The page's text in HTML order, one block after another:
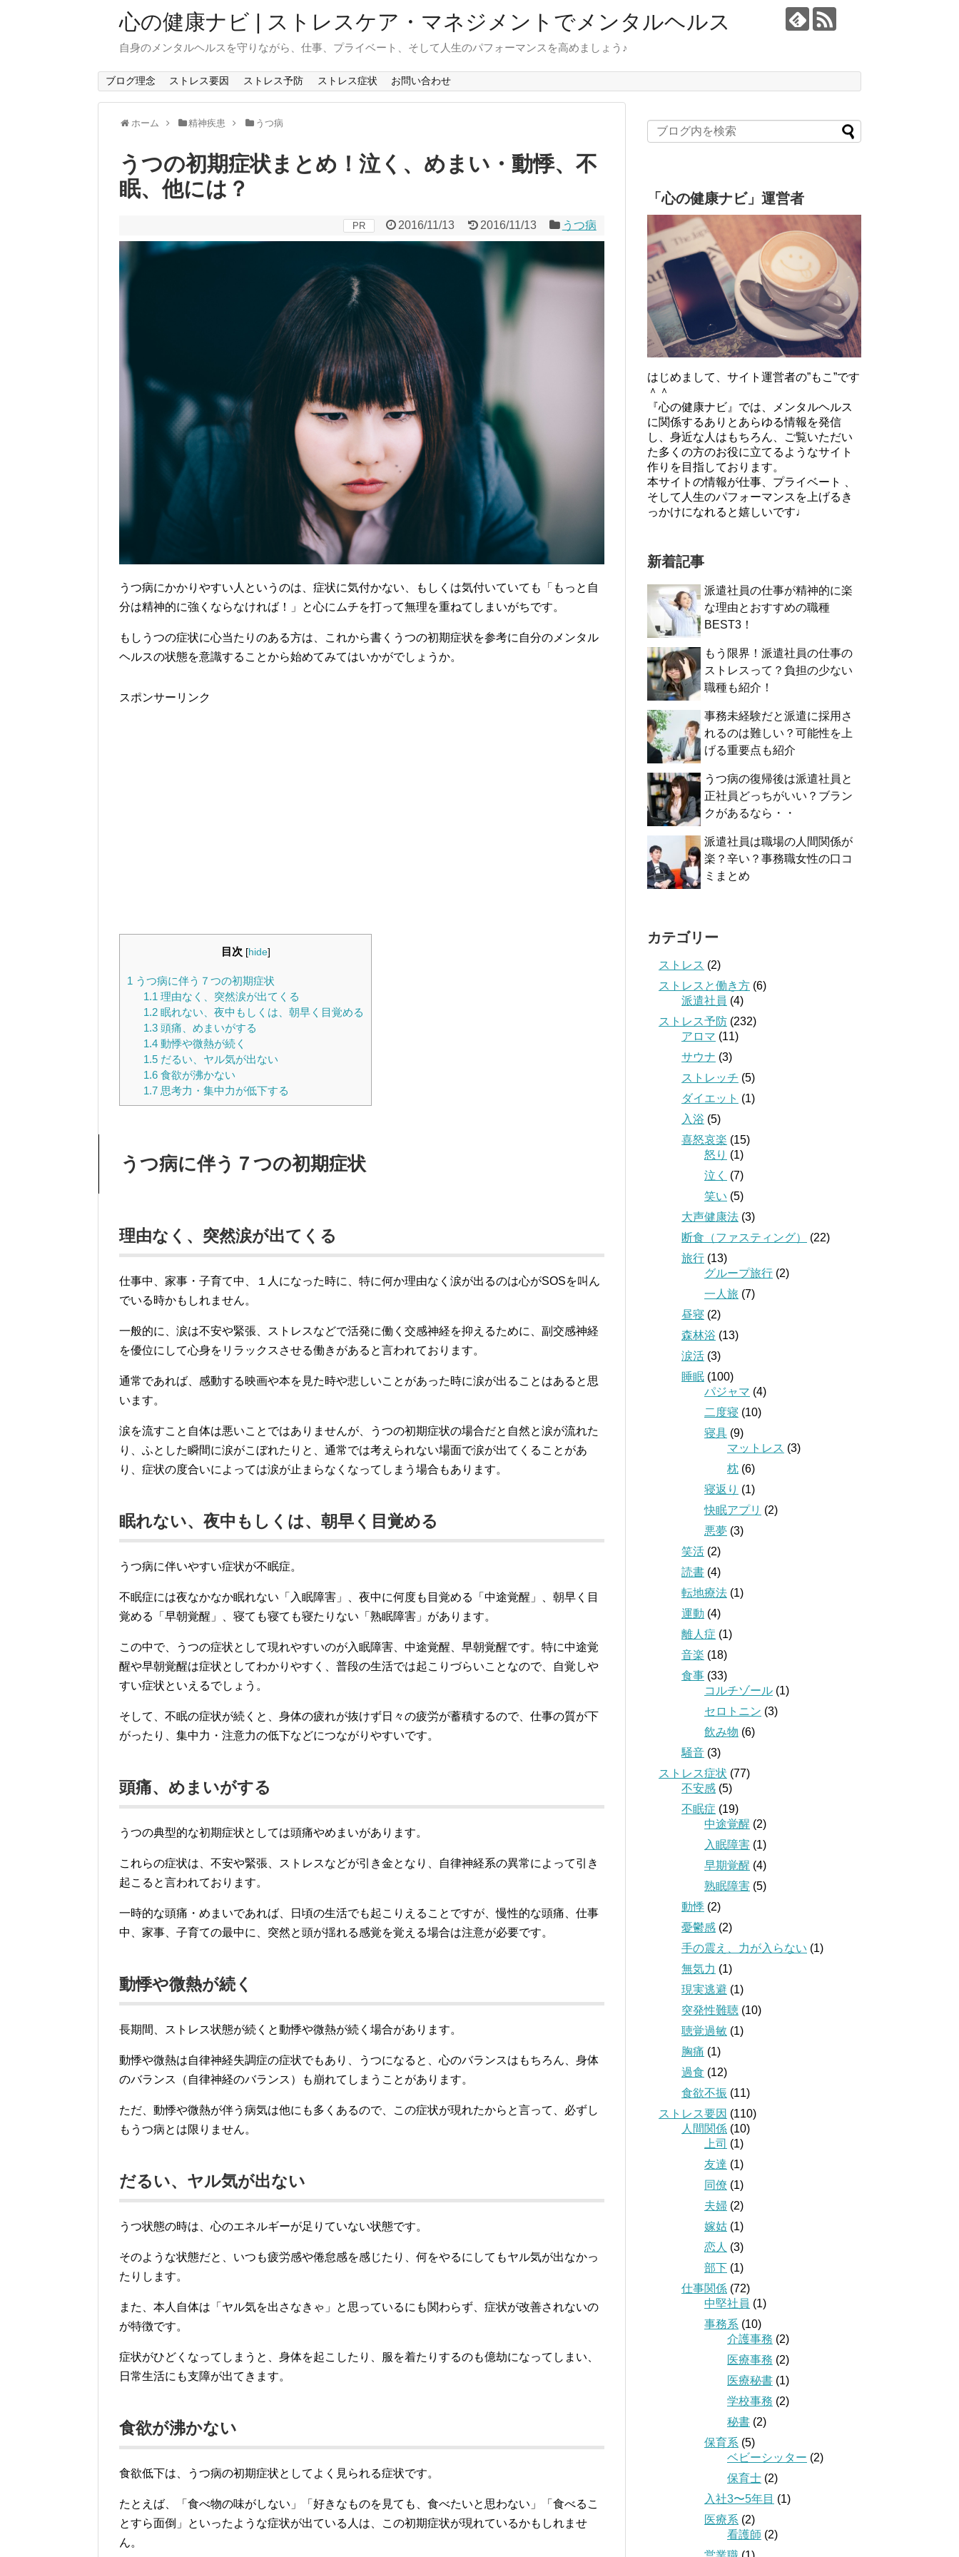
心の健康ナビ | ストレスケア・マネジメントでメンタルヘルス
自身のメンタルヘルスを守りながら、仕事、プライベート、そして人生のパフォーマンスを高めましょう♪
ブログ理念 ストレス要因 ストレス予防 ストレス症状 お問い合わせ
ホーム 精神疾患 うつ病
うつの初期症状まとめ！泣く、めまい・動悸、不
眠、他には？
PR 2016/11/13 2016/11/13 うつ病
うつ病にかかりやすい人というのは、症状に気付かない、もしくは気付いていても「もっと自
分は精神的に強くならなければ！」と心にムチを打って無理を重ねてしまいがちです。
もしうつの症状に心当たりのある方は、これから書くうつの初期症状を参考に自分のメンタル
ヘルスの状態を意識することから始めてみてはいかがでしょうか。
スポンサーリンク
目次 [hide]
1 うつ病に伴う７つの初期症状
1.1 理由なく、突然涙が出てくる
1.2眠れない、夜中もしくは、朝早く目覚める
1.3頭痛、めまいがする
1.4動悸や微熱が続く
1.5だるい、ヤル気が出ない
1.6食欲が沸かない
1.7思考力・集中力が低下する
うつ病に伴う７つの初期症状
理由なく、突然涙が出てくる
仕事中、家事・子育て中、１人になった時に、特に何か理由なく涙が出るのは心がSOSを叫ん
でいる時かもしれません。
一般的に、涙は不安や緊張、ストレスなどで活発に働く交感神経を抑えるために、副交感神経
を優位にして心身をリラックスさせる働きがあると言われております。
通常であれば、感動する映画や本を見た時や悲しいことがあった時に涙が出ることはあると思
います。
涙を流すこと自体は悪いことではありませんが、うつの初期症状の場合だと自然と涙が流れた
り、ふとした瞬間に涙がこぼれたりと、通常では考えられない場面で涙が出てくることがあ
り、症状の度合いによっては涙が止まらなくなってしまう場合もあります。
眠れない、夜中もしくは、朝早く目覚める
うつ病に伴いやすい症状が不眠症。
不眠症には夜なかなか眠れない「入眠障害」、夜中に何度も目覚める「中途覚醒」、朝早く目
覚める「早朝覚醒」、寝ても寝ても寝たりない「熟眠障害」があります。
この中で、うつの症状として現れやすいのが入眠障害、中途覚醒、早朝覚醒です。特に中途覚
醒や早朝覚醒は症状としてわかりやすく、普段の生活では起こりづらいことなので、自覚しや
すい症状といえるでしょう。
そして、不眠の症状が続くと、身体の疲れが抜けず日々の疲労が蓄積するので、仕事の質が下
がったり、集中力・注意力の低下などにつながりやすいです。
頭痛、めまいがする
うつの典型的な初期症状としては頭痛やめまいがあります。
これらの症状は、不安や緊張、ストレスなどが引き金となり、自律神経系の異常によって引き
起こると言われております。
一時的な頭痛・めまいであれば、日頃の生活でも起こりえることですが、慢性的な頭痛、仕事
中、家事、子育ての最中に、突然と頭が揺れる感覚を覚える場合は注意が必要です。
動悸や微熱が続く
長期間、ストレス状態が続くと動悸や微熱が続く場合があります。
動悸や微熱は自律神経失調症の症状でもあり、うつになると、心のバランスはもちろん、身体
のバランス（自律神経のバランス）も崩れてしまうことがあります。
ただ、動悸や微熱が伴う病気は他にも多くあるので、この症状が現れたからと言って、必ずし
もうつ病とは限りません。
だるい、ヤル気が出ない
うつ状態の時は、心のエネルギーが足りていない状態です。
そのような状態だと、いつも疲労感や倦怠感を感じたり、何をやるにしてもヤル気が出なかっ
たりします。
また、本人自体は「ヤル気を出さなきゃ」と思っているにも関わらず、症状が改善されないの
が特徴です。
症状がひどくなってしまうと、身体を起こしたり、服を着たりするのも億劫になってしまい、
日常生活にも支障が出てきます。
食欲が沸かない
食欲低下は、うつ病の初期症状としてよく見られる症状です。
たとえば、「食べ物の味がしない」「好きなものを見ても、食べたいと思わない」「食べるこ
とすら面倒」といったような症状が出ている人は、この初期症状が現れているかもしれませ
ん。
「心の健康ナビ」運営者
はじめまして、サイト運営者の”もこ”です
＾＾
『心の健康ナビ』では、メンタルヘルス
に関係するありとあらゆる情報を発信
し、身近な人はもちろん、ご覧いただい
た多くの方のお役に立てるようなサイト
作りを目指しております。
本サイトの情報が仕事、プライベート 、
そして人生のパフォーマンスを上げるき
っかけになれると嬉しいです♩
新着記事
派遣社員の仕事が精神的に楽
な理由とおすすめの職種
BEST3！
もう限界！派遣社員の仕事の
ストレスって？負担の少ない
職種も紹介！
事務未経験だと派遣に採用さ
れるのは難しい？可能性を上
げる重要点も紹介
うつ病の復帰後は派遣社員と
正社員どっちがいい？ブラン
クがあるなら・・
派遣社員は職場の人間関係が
楽？辛い？事務職女性の口コ
ミまとめ
カテゴリー
ストレス (2)
ストレスと働き方 (6)
派遣社員 (4)
ストレス予防 (232)
アロマ (11)
サウナ (3)
ストレッチ (5)
ダイエット (1)
入浴 (5)
喜怒哀楽 (15)
怒り (1)
泣く
(7)
笑い (5)
大声健康法 (3)
断食（ファスティング）
(22)
旅行 (13)
グループ旅行 (2)
一人旅 (7)
昼寝 (2)
森林浴 (13)
涙活 (3)
睡眠 (100)
パジャマ (4)
二度寝 (10)
寝具 (9)
マットレス (3)
枕 (6)
寝返り (1)
快眠アプリ (2)
悪夢 (3)
笑活 (2)
読書 (4)
転地療法 (1)
運動 (4)
離人症 (1)
音楽 (18)
食事 (33)
コルチゾール (1)
セロトニン (3)
飲み物 (6)
騒音 (3)
ストレス症状 (77)
不安感 (5)
不眠症 (19)
中途覚醒 (2)
入眠障害 (1)
早期覚醒 (4)
熟眠障害 (5)
動悸 (2)
憂鬱感 (2)
手の震え、力が入らない (1)
無気力 (1)
現実逃避 (1)
突発性難聴 (10)
聴覚過敏 (1)
胸痛 (1)
過食 (12)
食欲不振 (11)
ストレス要因 (110)
人間関係 (10)
上司 (1)
友達 (1)
同僚 (1)
夫婦 (2)
嫁姑 (1)
恋人 (3)
部下 (1)
仕事関係 (72)
中堅社員 (1)
事務系 (10)
介護事務 (2)
医療事務 (2)
医療秘書 (1)
学校事務 (2)
秘書 (2)
保育系 (5)
ベビーシッター (2)
保育士 (2)
入社3〜5年目 (1)
医療系 (2)
看護師 (2)